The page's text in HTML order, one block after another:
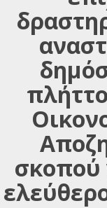
σκοπού